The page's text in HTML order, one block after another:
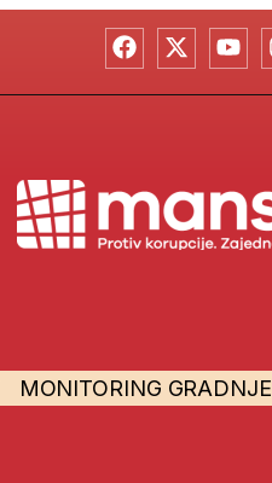
MONITORING GRADNJE